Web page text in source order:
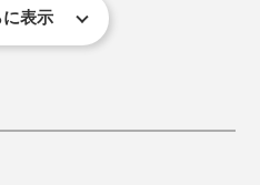
ケアカートリッジ（右下）、エミュール
しても使われている美のミ
に表示